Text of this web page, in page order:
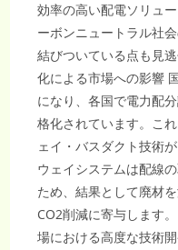
効率の高い配電ソリュ
ーボンニュートラル社
結びついている点も見
化による市場への影響
になり、各国で電力配
格化されています。こ
ェイ・バスダクト技術
ウェイシステムは配線
ため、結果として廃材
CO2削減に寄与します
場における高度な技術